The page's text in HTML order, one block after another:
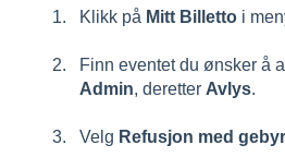
Klikk på Mitt Billetto i
Finn eventet du ønsker å
Admin, deretter Avlys.
Velg Refusjon med